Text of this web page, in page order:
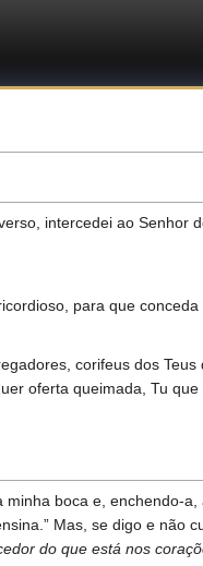
intercedei ao Senhor
para que
corifeus dos
oferta queimada, Tu
boca e, enchendo-
Mas, se digo e
do que está nos